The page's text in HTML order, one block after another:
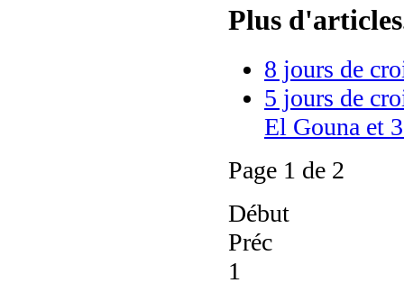
Plus
8 jours de
5 jours de
El Gouna et
Page 1 de 2
Début
Préc
1